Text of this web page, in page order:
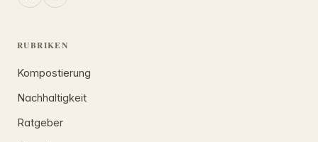
RUBRIKEN
Kompostierung
Nachhaltigkeit
Ratgeber